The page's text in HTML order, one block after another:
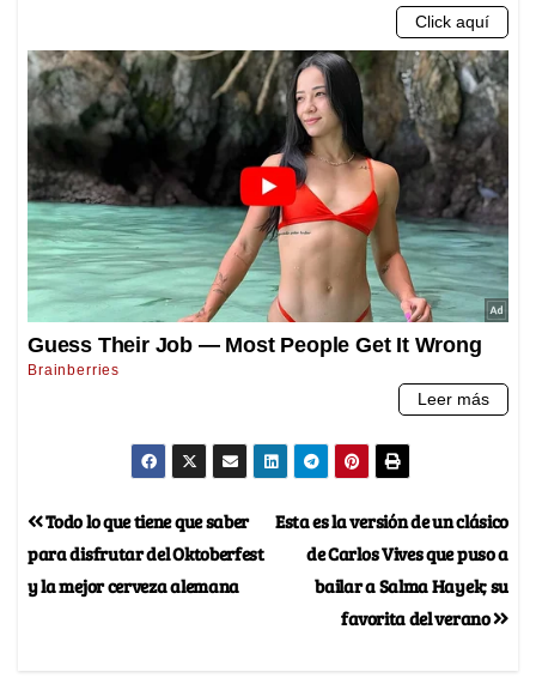
Esta es la versión de un clásico
de Carlos Vives que puso a
bailar a Salma Hayek; su
favorita del verano
Todo lo que tiene que saber
para disfrutar del Oktoberfest
y la mejor cerveza alemana